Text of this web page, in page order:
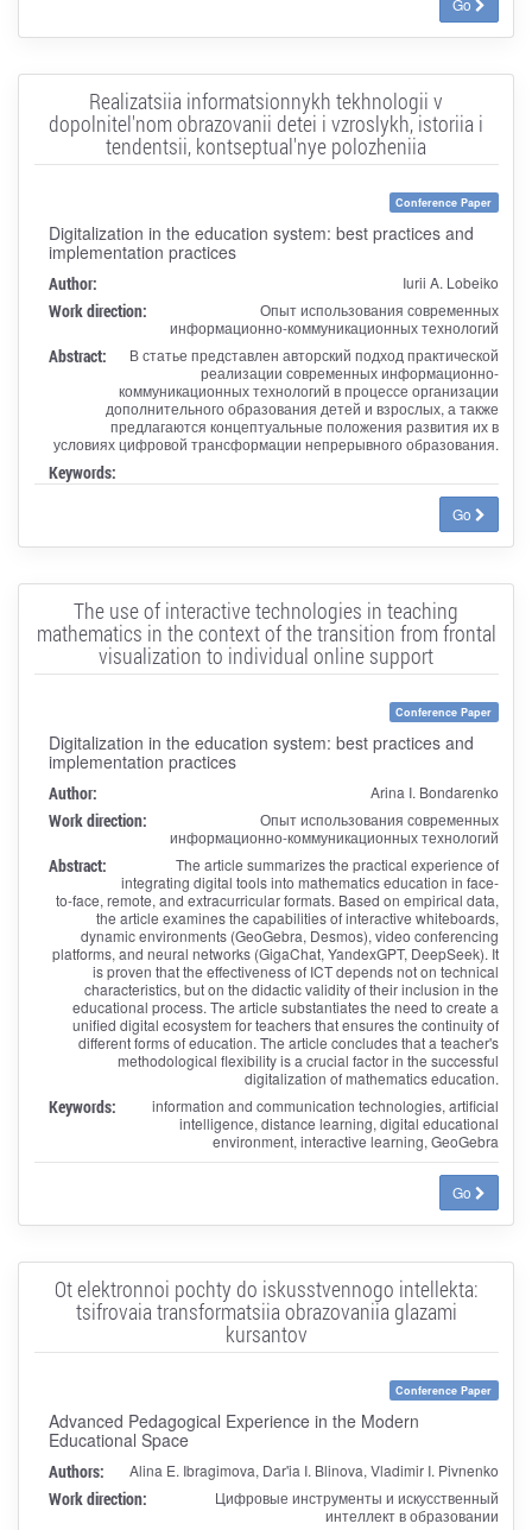
Realizatsiia informatsionnykh tekhnologii v
dopolnitel'nom obrazovanii detei i vzroslykh, istoriia i
tendentsii, kontseptual'nye polozheniia
Conference Paper
Digitalization in the education system: best practices and
implementation practices
Author: Iurii A. Lobeiko
Work direction:
Опыт использования современных
информационно-коммуникационных технологий
Abstract:
В статье представлен авторский подход практической
реализации современных информационно-
коммуникационных технологий в процессе организации
дополнительного образования детей и взрослых, а также
предлагаются концептуальные положения развития их в
условиях цифровой трансформации непрерывного образования.
Keywords:
Go
The use of interactive technologies in teaching
mathematics in the context of the transition from frontal
visualization to individual online support
Conference Paper
Digitalization in the education system: best practices and
implementation practices
Author: Arina I. Bondarenko
Work direction:
Опыт использования современных
информационно-коммуникационных технологий
Abstract:
The article summarizes the practical experience of
integrating digital tools into mathematics education in face-
to-face, remote, and extracurricular formats. Based on empirical data,
the article examines the capabilities of interactive whiteboards,
dynamic environments (GeoGebra, Desmos), video conferencing
platforms, and neural networks (GigaChat, YandexGPT, DeepSeek). It
is proven that the effectiveness of ICT depends not on technical
characteristics, but on the didactic validity of their inclusion in the
educational process. The article substantiates the need to create a
unified digital ecosystem for teachers that ensures the continuity of
different forms of education. The article concludes that a teacher's
methodological flexibility is a crucial factor in the successful
digitalization of mathematics education.
Keywords:
information and communication technologies, artificial
intelligence, distance learning, digital educational
environment, interactive learning, GeoGebra
Go
Ot elektronnoi pochty do iskusstvennogo intellekta:
tsifrovaia transformatsiia obrazovaniia glazami
kursantov
Conference Paper
Advanced Pedagogical Experience in the Modern
Educational Space
Authors: Alina E. Ibragimova, Dar'ia I. Blinova, Vladimir I. Pivnenko
Work direction:
Цифровые инструменты и искусственный
интеллект в образовании